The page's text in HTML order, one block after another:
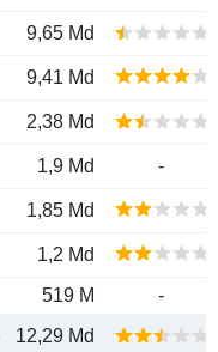
9,65 Md
9,41 Md
2,38 Md
1,9 Md -
1,85 Md
1,2 Md
519 M
-
12,29 Md